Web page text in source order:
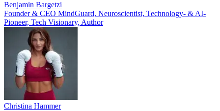
Benjamin Bargetzi
Founder & CEO MindGuard, Neuroscientist, Technology- & AI-
Pioneer, Tech Visionary, Author
Christina Hammer